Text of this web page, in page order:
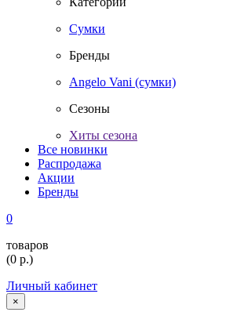
Сумки
Бренды
Angelo Vani (сумки)
Сезоны
Хиты сезона
Все новинки
Распродажа
Акции
Бренды
0
товаров
(0 р.)
Личный кабинет
×